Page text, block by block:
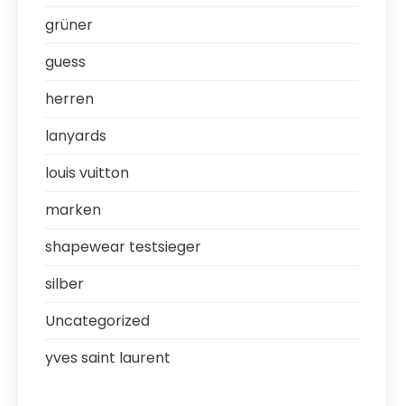
grüner
guess
herren
lanyards
louis vuitton
marken
shapewear testsieger
silber
Uncategorized
yves saint laurent